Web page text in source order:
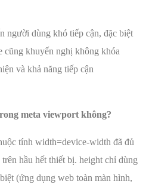
người dùng khó tiếp cận, đặc biệt
khuyến nghị không khóa
và khả năng tiếp cận
meta viewport không?
tính width=device-width đã đủ
hầu hết thiết bị. height chỉ dùng
(ứng dụng web toàn màn hình,